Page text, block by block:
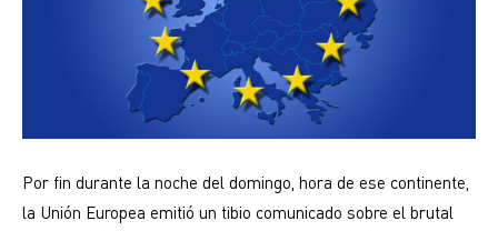
Por fin durante la noche del domingo, hora de ese continente,
la Unión Europea emitió un tibio comunicado sobre el brutal